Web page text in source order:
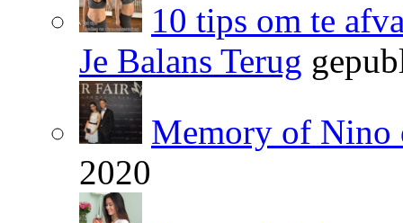
10 tips om te
Je Balans Terug
Memory of Nino
2020